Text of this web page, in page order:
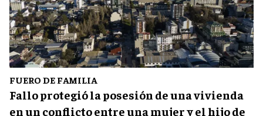
FUERO DE FAMILIA
Fallo protegió la posesión de una vivienda
en un conflicto entre una mujer y el hijo de